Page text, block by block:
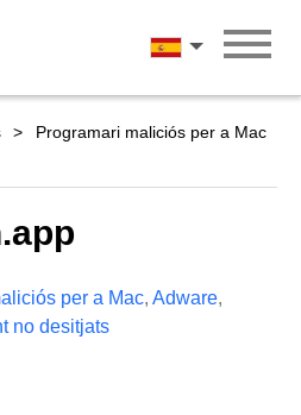
Català
Programari maliciós per a Mac
per a Mac, Adware,
no desitjats